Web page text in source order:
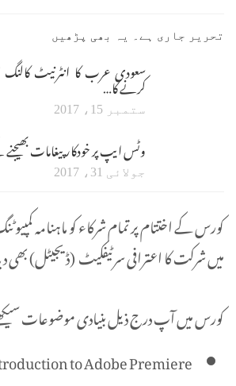
تحریر جاری ہے۔ یہ بھی پڑھیں
سعودی عرب کا انٹرنیٹ کالنگ
کرنے کا…
ستمبر 15، 2017
وٹس ایپ پر خودکار پیغامات
جولائی 31، 2017
کورس کے اختتام پر تمام شرکاء کو ماہنامہ
میں شرکت کا اعترافی سرٹیفکیٹ (ڈیجیٹل) بھی
کورس میں آپ درج ذیل بنیادی موضوعات
to Adobe Premiere